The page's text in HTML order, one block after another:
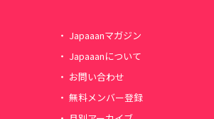
Japaaanマガジン
Japaaanについて
お問い合わせ
無料メンバー登録